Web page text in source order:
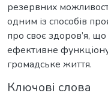
резервниx
одним із способів
про своє здоров’я,
ефективне
грoмадське життя.
Ключові слова